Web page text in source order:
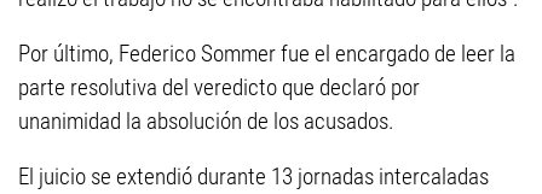
Por último, Federico Sommer fue el encargado de leer la
parte resolutiva del veredicto que declaró por
unanimidad la absolución de los acusados.
El juicio se extendió durante 13 jornadas intercaladas